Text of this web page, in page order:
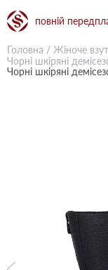
передплаті ●
Головна / Жіноче
Чорні шкіряні
Чорні шкіряні